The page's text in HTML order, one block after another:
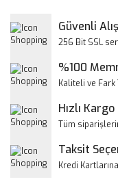
Ürün resmi
Ürün bilgilerinde
Bu ürüne benzer
Güvenli
256 Bit SSL
%100
Kaliteli ve
Hızlı Kargo
Tüm
Taksit
Kredi